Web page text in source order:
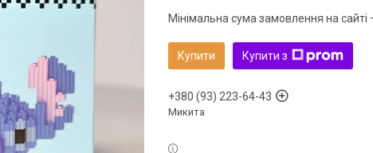
Мінімальна сума замовлення на сайті
Купити Купити з
+380 (93) 223-64-43
Микита